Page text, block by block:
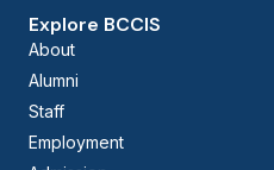
Explore BCCIS
About
Alumni
Staff
Employment